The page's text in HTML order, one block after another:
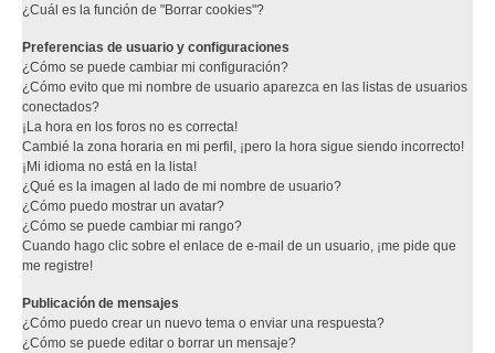
¿Cuál es la función de "Borrar cookies"?
Preferencias de usuario y configuraciones
¿Cómo se puede cambiar mi configuración?
¿Cómo evito que mi nombre de usuario aparezca en las listas de usuarios
conectados?
¡La hora en los foros no es correcta!
Cambié la zona horaria en mi perfil, ¡pero la hora sigue siendo incorrecto!
¡Mi idioma no está en la lista!
¿Qué es la imagen al lado de mi nombre de usuario?
¿Cómo puedo mostrar un avatar?
¿Cómo se puede cambiar mi rango?
Cuando hago clic sobre el enlace de e-mail de un usuario, ¡me pide que
me registre!
Publicación de mensajes
¿Cómo puedo crear un nuevo tema o enviar una respuesta?
¿Cómo se puede editar o borrar un mensaje?